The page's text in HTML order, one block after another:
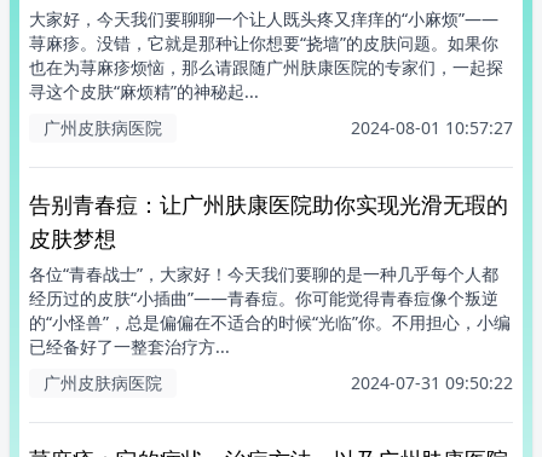
大家好，今天我们要聊聊一个让人既头疼又痒痒的“小麻烦”——
荨麻疹。没错，它就是那种让你想要“挠墙”的皮肤问题。如果你
也在为荨麻疹烦恼，那么请跟随广州肤康医院的专家们，一起探
寻这个皮肤“麻烦精”的神秘起...
广州皮肤病医院
2024-08-01 10:57:27
告别青春痘：让广州肤康医院助你实现光滑无瑕的
皮肤梦想
各位“青春战士”，大家好！今天我们要聊的是一种几乎每个人都
经历过的皮肤“小插曲”——青春痘。你可能觉得青春痘像个叛逆
的“小怪兽”，总是偏偏在不适合的时候“光临”你。不用担心，小编
已经备好了一整套治疗方...
广州皮肤病医院
2024-07-31 09:50:22